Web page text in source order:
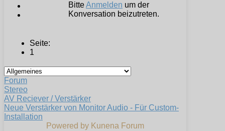
BitteAnmelden um der
Konversation beizutreten.
Seite:
1
Forum
Stereo
AV Reciever / Verstärker
Neue Verstärker von Monitor Audio - Für Custom-
Installation
Powered by Kunena Forum